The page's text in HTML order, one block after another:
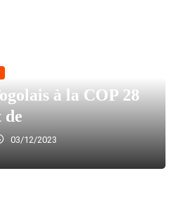
à la COP 28
de
03/12/2023